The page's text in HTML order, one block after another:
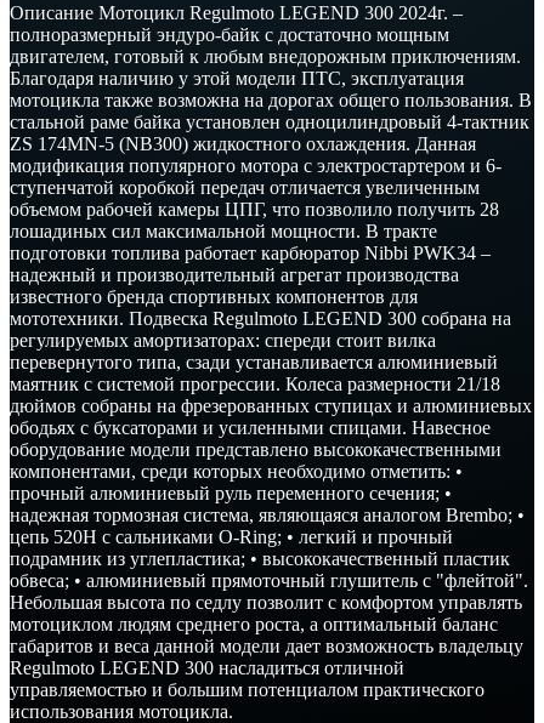
Описание Мотоцикл Regulmoto LEGEND 300 2024г. –
полноразмерный эндуро-байк с достаточно мощным
двигателем, готовый к любым внедорожным приключениям.
Благодаря наличию у этой модели ПТС, эксплуатация
мотоцикла также возможна на дорогах общего пользования. В
стальной раме байка установлен одноцилиндровый 4-тактник
ZS 174MN-5 (NB300) жидкостного охлаждения. Данная
модификация популярного мотора с электростартером и 6-
ступенчатой коробкой передач отличается увеличенным
объемом рабочей камеры ЦПГ, что позволило получить 28
лошадиных сил максимальной мощности. В тракте
подготовки топлива работает карбюратор Nibbi PWK34 –
надежный и производительный агрегат производства
известного бренда спортивных компонентов для
мототехники. Подвеска Regulmoto LEGEND 300 собрана на
регулируемых амортизаторах: спереди стоит вилка
перевернутого типа, сзади устанавливается алюминиевый
маятник с системой прогрессии. Колеса размерности 21/18
дюймов собраны на фрезерованных ступицах и алюминиевых
ободьях с буксаторами и усиленными спицами. Навесное
оборудование модели представлено высококачественными
компонентами, среди которых необходимо отметить: •
прочный алюминиевый руль переменного сечения; •
надежная тормозная система, являющаяся аналогом Brembo; •
цепь 520Н с сальниками O-Ring; • легкий и прочный
подрамник из углепластика; • высококачественный пластик
обвеса; • алюминиевый прямоточный глушитель с "флейтой".
Небольшая высота по седлу позволит с комфортом управлять
мотоциклом людям среднего роста, а оптимальный баланс
габаритов и веса данной модели дает возможность владельцу
Regulmoto LEGEND 300 насладиться отличной
управляемостью и большим потенциалом практического
использования мотоцикла.